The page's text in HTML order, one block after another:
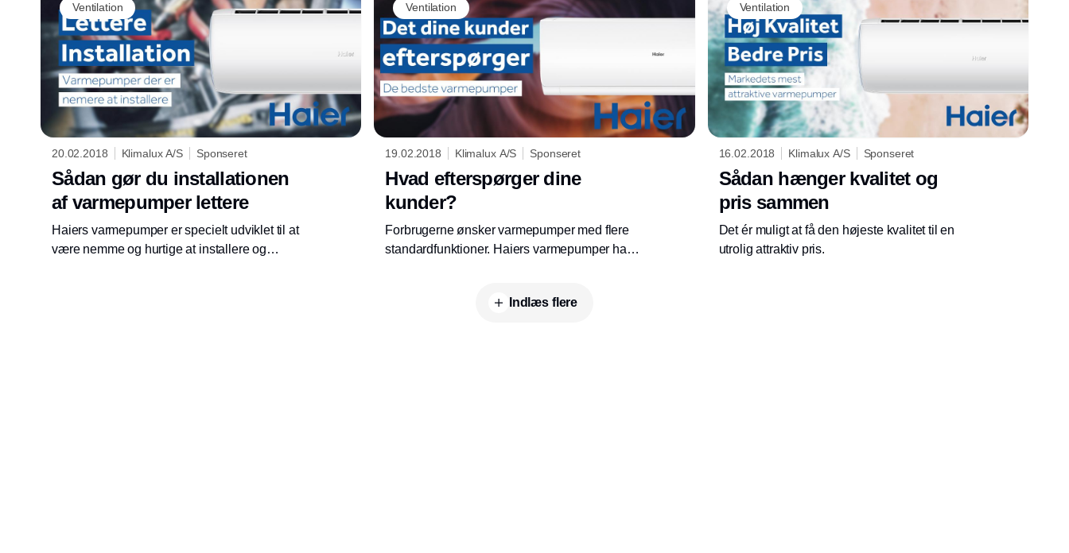
Ventilation
20.02.2018 Klimalux A/S Sponseret
Sådan gør du installationen
af varmepumper lettere
Haiers varmepumper er specielt udviklet til at
være nemme og hurtige at installere og
Ventilation
19.02.2018 Klimalux A/S Sponseret
Hvad efterspørger dine
kunder?
Forbrugerne ønsker varmepumper med flere
standardfunktioner. Haiers varmepumper har
Ventilation
16.02.2018 Klimalux A/S Sponseret
Sådan hænger kvalitet og
pris sammen
Det ér muligt at få den højeste kvalitet til en
utrolig attraktiv pris.
Indlæs flere